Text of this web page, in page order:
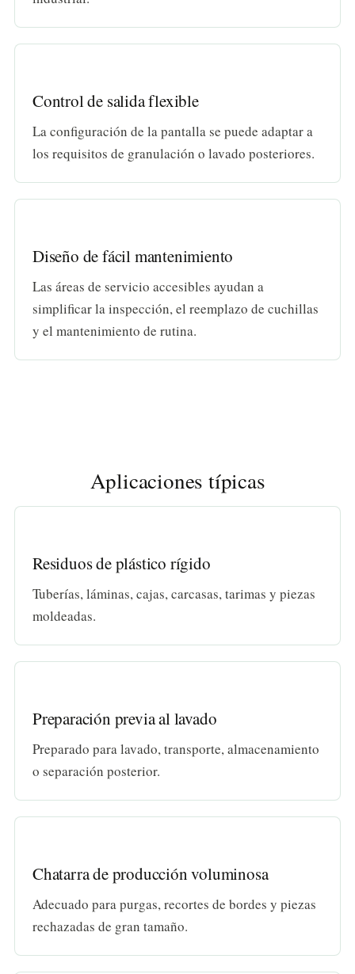
Control de salida flexible
La configuración de la pantalla se puede adaptar a
los requisitos de granulación o lavado posteriores.
Diseño de fácil mantenimiento
Las áreas de servicio accesibles ayudan a
simplificar la inspección, el reemplazo de cuchillas
y el mantenimiento de rutina.
Aplicaciones típicas
Residuos de plástico rígido
Tuberías, láminas, cajas, carcasas, tarimas y piezas
moldeadas.
Preparación previa al lavado
Preparado para lavado, transporte, almacenamiento
o separación posterior.
Chatarra de producción voluminosa
Adecuado para purgas, recortes de bordes y piezas
rechazadas de gran tamaño.